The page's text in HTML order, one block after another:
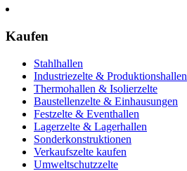
Kaufen
Stahlhallen
Industriezelte & Produktionshallen
Thermohallen & Isolierzelte
Baustellenzelte & Einhausungen
Festzelte & Eventhallen
Lagerzelte & Lagerhallen
Sonderkonstruktionen
Verkaufszelte kaufen
Umweltschutzzelte